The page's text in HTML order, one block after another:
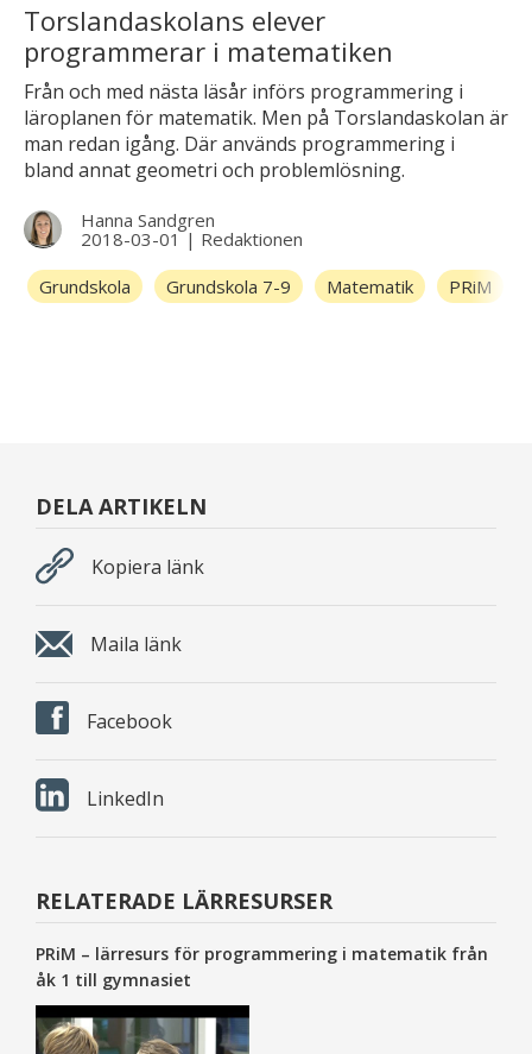
Torslandaskolans elever
programmerar i matematiken
Från och med nästa läsår införs programmering i
läroplanen för matematik. Men på Torslandaskolan är
man redan igång. Där används programmering i
bland annat geometri och problemlösning.
Hanna Sandgren
2018-03-01| Redaktionen
Grundskola
Grundskola 7-9 Matematik PRiM
DELA ARTIKELN
Kopiera länk
Maila länk
Facebook
LinkedIn
RELATERADE LÄRRESURSER
PRiM – lärresurs för programmering i matematik från
åk 1 till gymnasiet